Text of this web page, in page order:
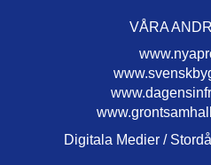
VÅRA
Digitala Medier /